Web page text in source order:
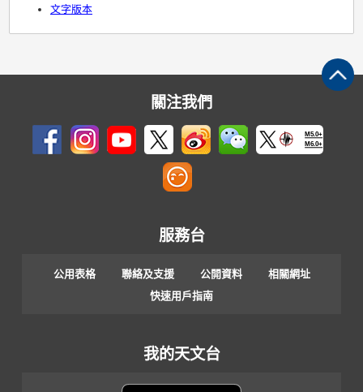
文字版本
關注我們
M5.0+
M6.0+
服務台
公用表格 聯絡及支援 公開資料
相關網址
快速用戶指南
我的天文台